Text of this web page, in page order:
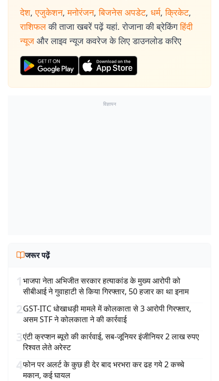
देश, एजुकेशन, मनोरंजन, बिजनेस अपडेट, धर्म, क्रिकेट,
राशिफल की ताजा खबरें पढ़ें यहां. रोजाना की ब्रेकिंग हिंदी
न्यूज और लाइव न्यूज कवरेज के लिए डाउनलोड करिए
विज्ञापन
जरूर पढ़ें
1भाजपा नेता अभिजीत सरकार हत्याकांड के मुख्य आरोपी को
सीबीआई ने गुवाहाटी से किया गिरफ्तार, 50 हजार का था इनाम
2GST-ITC धोखाधड़ी मामले में कोलकाता से 3 आरोपी गिरफ्तार,
असम STF ने कोलकाता ने की कार्रवाई
3एंटी क्रप्शन ब्यूरो की कार्रवाई, सब-जूनियर इंजीनियर 2 लाख रुपए
रिश्वत लेते अरेस्ट
4फोन पर अलर्ट के कुछ ही देर बाद भरभरा कर ढह गये 2 कच्चे
मकान, कई घायल